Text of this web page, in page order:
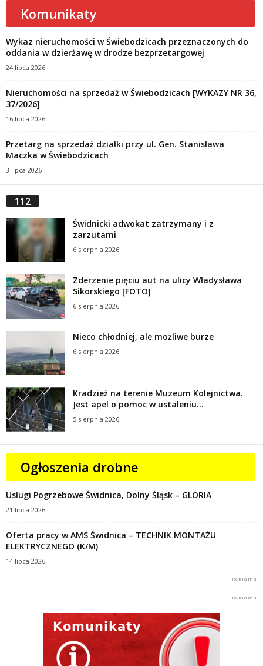
Komunikaty
Wykaz nieruchomości w Świebodzicach przeznaczonych do
oddania w dzierżawę w drodze bezprzetargowej
24 lipca 2026
Nieruchomości na sprzedaż w Świebodzicach [WYKAZY NR 36,
37/2026]
16 lipca 2026
Przetarg na sprzedaż działki przy ul. Gen. Stanisława
Maczka w Świebodzicach
3 lipca 2026
112
Świdnicki adwokat zatrzymany i z
zarzutami
6 sierpnia 2026
Zderzenie pięciu aut na ulicy Władysława
Sikorskiego [FOTO]
6 sierpnia 2026
Nieco chłodniej, ale możliwe burze
6 sierpnia 2026
Kradzież na terenie Muzeum Kolejnictwa.
Jest apel o pomoc w ustaleniu...
5 sierpnia 2026
Ogłoszenia drobne
Usługi Pogrzebowe Świdnica, Dolny Śląsk – GLORIA
21 lipca 2026
Oferta pracy w AMS Świdnica – TECHNIK MONTAŻU
ELEKTRYCZNEGO (K/M)
14 lipca 2026